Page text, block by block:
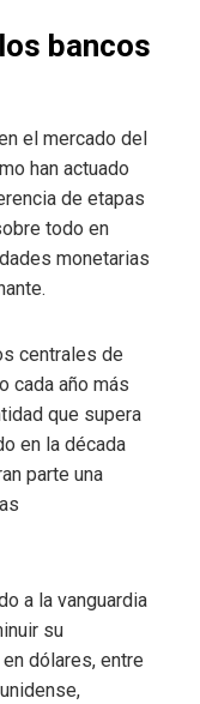
bancos
el mercado del
han actuado
de etapas
todo en
monetarias
centrales de
cada año más
que supera
en la década
parte una
a la vanguardia
su
dólares, entre